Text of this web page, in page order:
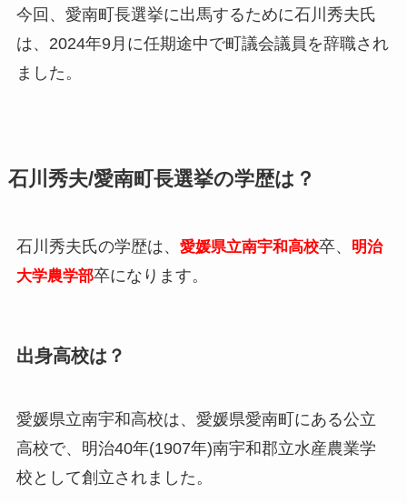
今回、愛南町長選挙に出馬するために石川秀夫氏
は、2024年9月に任期途中で町議会議員を辞職され
ました。
石川秀夫/愛南町長選挙の学歴は？
石川秀夫氏の学歴は、 愛媛県立南宇和高校卒、 明治
大学農学部卒になります。
出身高校は？
愛媛県立南宇和高校は、愛媛県愛南町にある公立
高校で、明治40年(1907年)南宇和郡立水産農業学
校として創立されました。